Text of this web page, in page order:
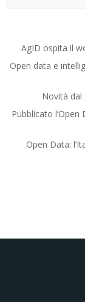
AgID ospita il
Open data e
Novità dal
Pubblicato
Open Data: